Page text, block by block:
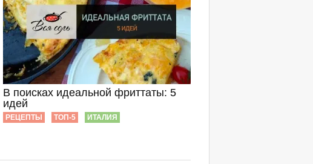
В поисках идеальной фриттаты: 5
идей
РЕЦЕПТЫ ТОП-5 ИТАЛИЯ